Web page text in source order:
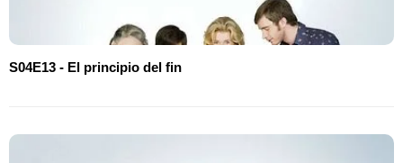
S04E13 - El principio del fin